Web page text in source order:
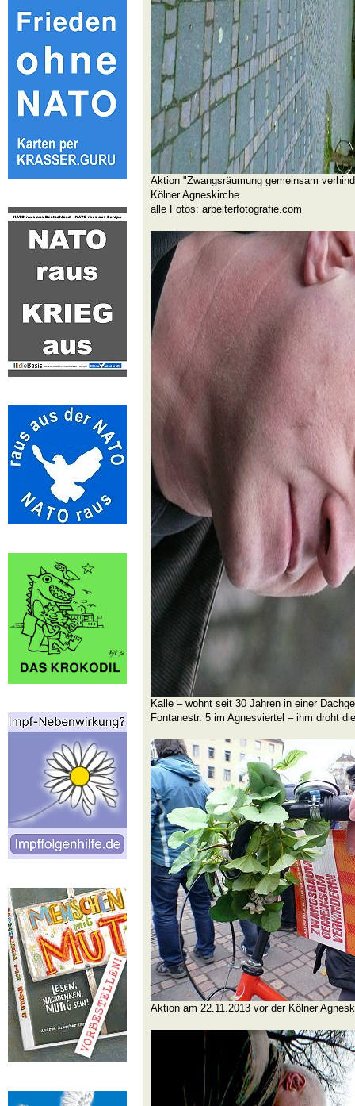
Aktion "Zwangsräumung gemeinsam
Kölner Agneskirche
alle Fotos: arbeiterfotografie.com
Kalle – wohnt seit 30 Jahren in einer
Fontanestr. 5 im Agnesviertel – ihm droht
Aktion am 22.11.2013 vor der Kölner